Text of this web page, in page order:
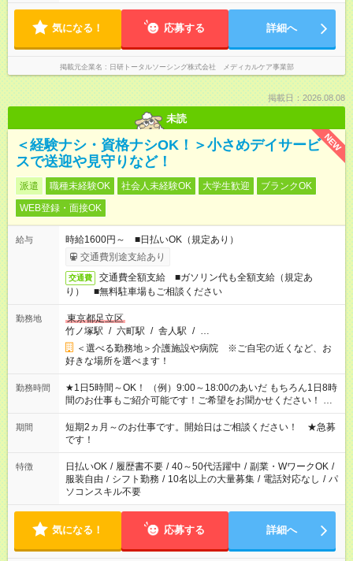
気になる！ 応募する 詳細へ
掲載元企業名 日研トータルソーシング株式会社 メディカルケア事業部
掲載日：2026.08.08
未読
NEW
＜経験ナシ・資格ナシOK！＞小さめデイサービ
スで送迎や見守りなど！
派遣 職種未経験OK 社会人未経験OK 大学生歓迎
ブランクOK
WEB登録・面接OK
給与
時給1600円～ ■日払いOK（規定あり）
交通費別途支給あり
交通費
交通費全額支給 ■ガソリン代も全額支給（規定あ
り） ■無料駐車場もご相談ください
勤務地
東京都足立区
竹ノ塚駅 / 六町駅 / 舎人駅 / …
＜選べる勤務地＞介護施設や病院 ※ご自宅の近くなど、お
好きな場所を選べます！
勤務時間
★1日5時間～OK！ （例）9:00～18:00のあいだ もちろん1日8時
間のお仕事もご紹介可能です！ご希望をお聞かせください！ ★
家庭の都合でお休みが必要な場合も遠慮なくご相談ください。
※週最低15時間以上の勤務が必要です
期間
短期2ヵ月～のお仕事です。開始日はご相談ください！ ★急募
です！
特徴 日払いOK / 履歴書不要 / 40～50代活躍中 / 副業・WワークOK /
服装自由 / シフト勤務 / 10名以上の大量募集 / 電話対応なし / パ
ソコンスキル不要
気になる！ 応募する 詳細へ